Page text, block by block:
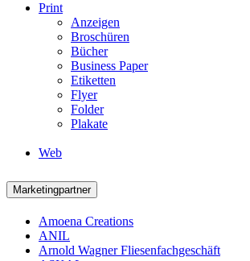
Print
Anzeigen
Broschüren
Bücher
Business Paper
Etiketten
Flyer
Folder
Plakate
Web
Marketingpartner
Amoena Creations
ANIL
Arnold Wagner Fliesenfachgeschäft